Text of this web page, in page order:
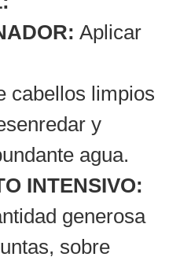
Aplicar
cabellos limpios
y
agua.
INTENSIVO:
generosa
sobre